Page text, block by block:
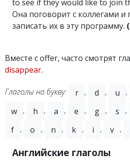
to see if they would like to join
Она поговорит с коллегами и
записать их в эту программу.
Вместе с offer, часто смотрят
disappear.
Глаголы на букву: r , d , u ,
w , h , a , e , g , s ,
f , o , n , k , i , v ,
Английские глаголы